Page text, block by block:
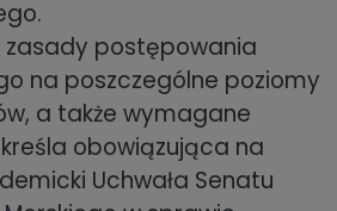
zasady postępowania
na poszczególne poziomy
a także wymagane
obowiązująca na
Uchwała Senatu